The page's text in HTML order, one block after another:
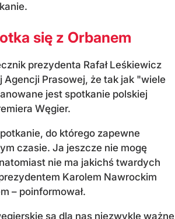
się z Orbanem
prezydenta Rafał Leśkiewicz
Agencji Prasowej, że tak jak "wiele
jest spotkanie polskiej
Węgier.
do którego zapewne
czasie. Ja jeszcze nie mogę
nie ma jakichś twardych
Karolem Nawrockim
– poinformował.
są dla nas niezwykle ważne